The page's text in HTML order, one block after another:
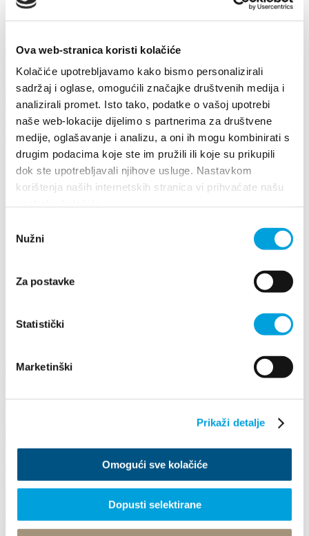
Ova web-stranica koristi kolačiće
Kolačiće upotrebljavamo kako bismo personalizirali
sadržaj i oglase, omogućili značajke društvenih medija i
analizirali promet. Isto tako, podatke o vašoj upotrebi
naše web-lokacije dijelimo s partnerima za društvene
medije, oglašavanje i analizu, a oni ih mogu kombinirati s
drugim podacima koje ste im pružili ili koje su prikupili
dok ste upotrebljavali njihove usluge. Nastavkom
korištenja naših internetskih stranica vi prihvaćate našu
pristanka
Nužni
Za postavke
Statistički
Marketinški
Prikaži detalje
Omogući sve kolačiće
Dopusti selektirane
+385 21 227 933
info@kastela-info.hr
Villa Nika, Kamberovo šetalište 30, 21216 Kaštel Stari, Hrvatska
Les directions
Manifestations
2022
2026
2024
2016
mai
LEGEND OF MILJENKO AND DOBRILA 2022
ARIES UNDER THE STARS 2022
11 août 2022